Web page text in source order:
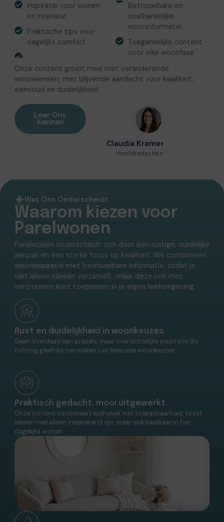
Inspiratie voor wonen
en interieur
Praktische tips voor
dagelijks comfort
Betrouwbare en
onafhankelijke
wooninformatie
Toegankelijke content
voor elke woonfase
Onze content groeit mee met veranderende
woonwensen, met blijvende aandacht voor kwaliteit,
eenvoud en duidelijkheid.
Leer Ons
Kennen
Claudia Kramer
Hoofdredacteur
Wat Ons Onderscheidt
Waarom kiezen voor
Parelwonen
Parelwonen onderscheidt zich door een rustige, duidelijke
aanpak en een sterke focus op kwaliteit. We combineren
wooninspiratie met betrouwbare informatie, zodat je
niet alleen ideeën verzamelt, maar deze ook met
vertrouwen kunt toepassen in je eigen leefomgeving.
Rust en duidelijkheid in woonkeuzes
Geen overdaad aan prikkels, maar overzichtelijke inspiratie die
richting geeft bij het maken van bewuste woonkeuzes.
Praktisch gedacht, mooi uitgewerkt
Onze content combineert esthetiek met toepasbaarheid, zodat
ideeën niet alleen inspirerend zijn, maar ook haalbaar in het
dagelijks wonen.